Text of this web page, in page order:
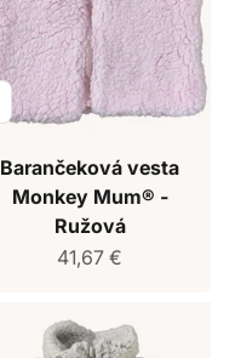
Barančeková vesta
Monkey Mum® -
Ružová
Predajná cena
41,67 €